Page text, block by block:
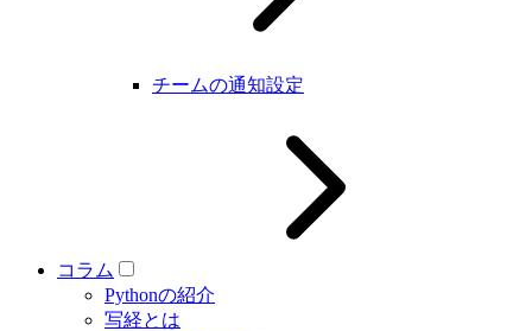
チームの通知設定
コラム
Pythonの紹介
写経とは